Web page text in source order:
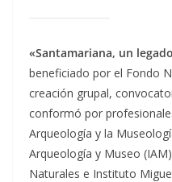
«Santamariana, un
beneficiado por el Fondo
creación grupal,
conformó por
Arqueología y la
Arqueología y Museo
Naturales e Instituto